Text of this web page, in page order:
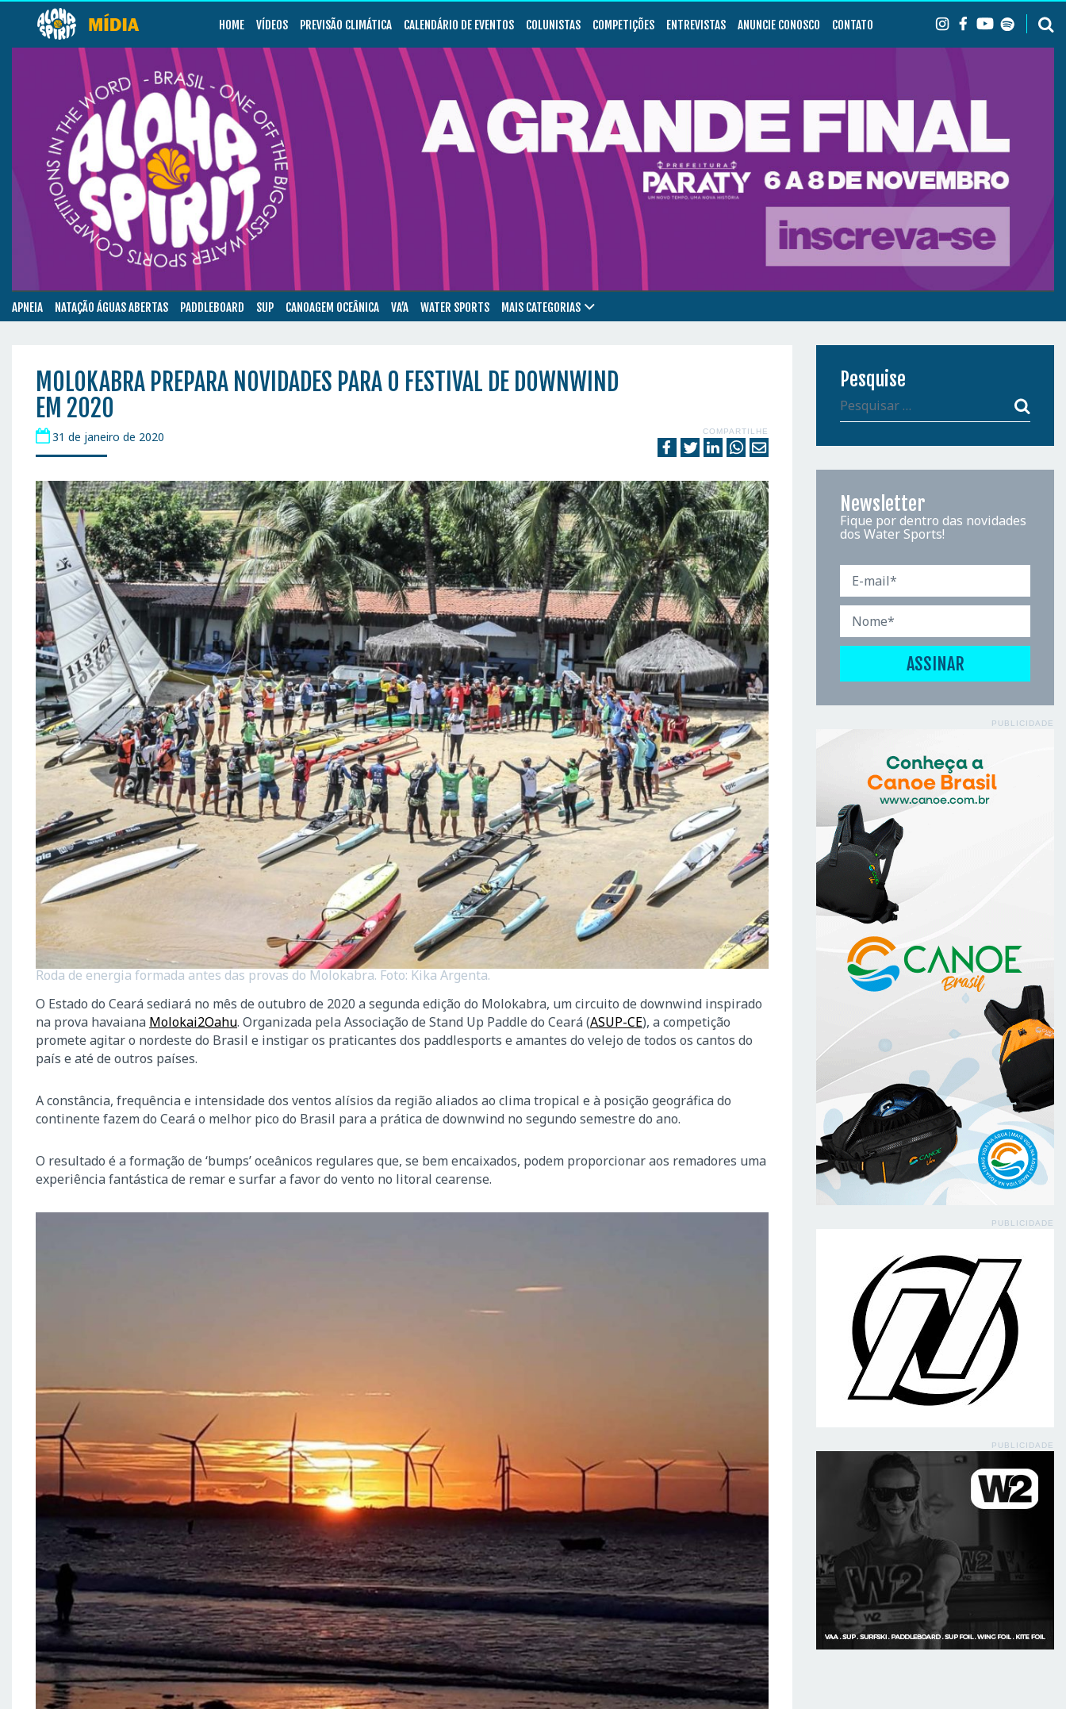
HOME VÍDEOS PREVISÃO CLIMÁTICA CALENDÁRIO DE EVENTOS COLUNISTAS COMPETIÇÕES ENTREVISTAS ANUNCIE CONOSCO CONTATO
APNEIA NATAÇÃO ÁGUAS ABERTAS PADDLEBOARD SUP CANOAGEM OCEÂNICA VA’A WATER SPORTS MAIS CATEGORIAS
MOLOKABRA PREPARA NOVIDADES PARA O FESTIVAL DE DOWNWIND
EM 2020
31 de janeiro de 2020 COMPARTILHE
Roda de energia formada antes das provas do Molokabra. Foto: Kika Argenta.
O Estado do Ceará sediará no mês de outubro de 2020 a segunda edição do Molokabra, um circuito de downwind inspirado
na prova havaiana Molokai2Oahu. Organizada pela Associação de Stand Up Paddle do Ceará (ASUP-CE), a competição
promete agitar o nordeste do Brasil e instigar os praticantes dos paddlesports e amantes do velejo de todos os cantos do
país e até de outros países.
A constância, frequência e intensidade dos ventos alísios da região aliados ao clima tropical e à posição geográfica do
continente fazem do Ceará o melhor pico do Brasil para a prática de downwind no segundo semestre do ano.
O resultado é a formação de ‘bumps’ oceânicos regulares que, se bem encaixados, podem proporcionar aos remadores uma
experiência fantástica de remar e surfar a favor do vento no litoral cearense.
Pesquise
Newsletter
Fique por dentro das novidades
dos Water Sports!
PUBLICIDADE
PUBLICIDADE
PUBLICIDADE